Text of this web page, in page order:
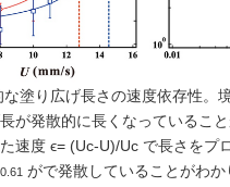
な塗り広げ長さの速度依存性。
が発散的に長くなっているこ
速度 ϵ= (Uc-U)/Uc で長さをプ
がで発散していることがわか